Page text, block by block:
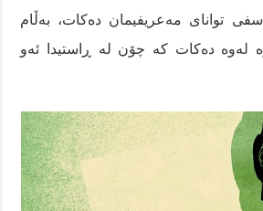
توانای مەعریفیمان دەکات، بەڵام
لەوە دەکات کە چۆن لە ڕاستیدا ئەو